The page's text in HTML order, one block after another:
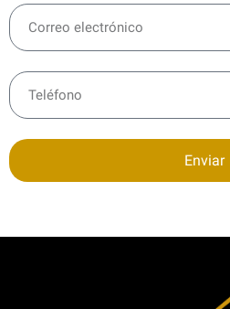
Enviar